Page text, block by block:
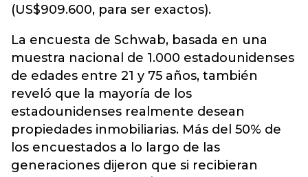
(US$909.600, para ser exactos).
La encuesta de Schwab, basada en una
muestra nacional de 1.000 estadounidenses
de edades entre 21 y 75 años, también
reveló que la mayoría de los
estadounidenses realmente desean
propiedades inmobiliarias. Más del 50% de
los encuestados a lo largo de las
generaciones dijeron que si recibieran